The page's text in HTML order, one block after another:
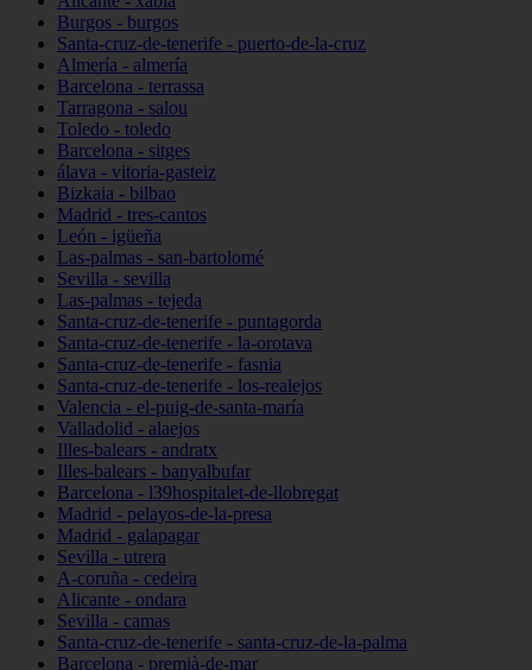
Burgos - burgos
Santa-cruz-de-tenerife - puerto-de-la-cruz
Almería - almería
Barcelona - terrassa
Tarragona - salou
Toledo - toledo
Barcelona - sitges
álava - vitoria-gasteiz
Bizkaia - bilbao
Madrid - tres-cantos
León - igüeña
Las-palmas - san-bartolomé
Sevilla - sevilla
Las-palmas - tejeda
Santa-cruz-de-tenerife - puntagorda
Santa-cruz-de-tenerife - la-orotava
Santa-cruz-de-tenerife - fasnia
Santa-cruz-de-tenerife - los-realejos
Valencia - el-puig-de-santa-maría
Valladolid - alaejos
Illes-balears - andratx
Illes-balears - banyalbufar
Barcelona - l39hospitalet-de-llobregat
Madrid - pelayos-de-la-presa
Madrid - galapagar
Sevilla - utrera
A-coruña - cedeira
Alicante - ondara
Sevilla - camas
Santa-cruz-de-tenerife - santa-cruz-de-la-palma
Barcelona - premià-de-mar